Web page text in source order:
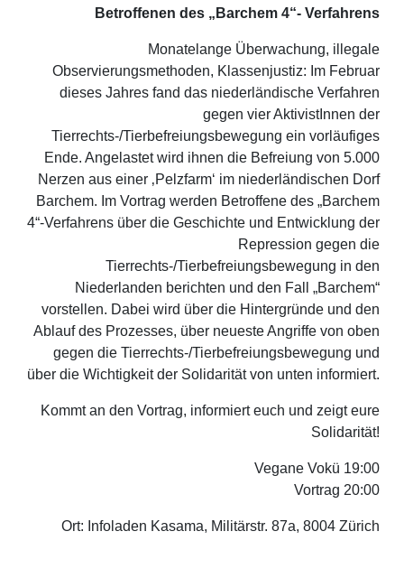
Betroffenen des „Barchem 4“- Verfahrens
Monatelange Überwachung, illegale
Observierungsmethoden, Klassenjustiz: Im Februar
dieses Jahres fand das niederländische Verfahren
gegen vier AktivistInnen der
Tierrechts-/Tierbefreiungsbewegung ein vorläufiges
Ende. Angelastet wird ihnen die Befreiung von 5.000
Nerzen aus einer ‚Pelzfarm‘ im niederländischen Dorf
Barchem. Im Vortrag werden Betroffene des „Barchem
4“-Verfahrens über die Geschichte und Entwicklung der
Repression gegen die
Tierrechts-/Tierbefreiungsbewegung in den
Niederlanden berichten und den Fall „Barchem“
vorstellen. Dabei wird über die Hintergründe und den
Ablauf des Prozesses, über neueste Angriffe von oben
gegen die Tierrechts-/Tierbefreiungsbewegung und
über die Wichtigkeit der Solidarität von unten informiert.
Kommt an den Vortrag, informiert euch und zeigt eure
Solidarität!
Vegane Vokü 19:00
Vortrag 20:00
Ort: Infoladen Kasama, Militärstr. 87a, 8004 Zürich